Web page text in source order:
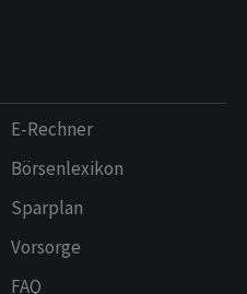
E-Rechner
Börsenlexikon
Sparplan
Vorsorge
FAQ